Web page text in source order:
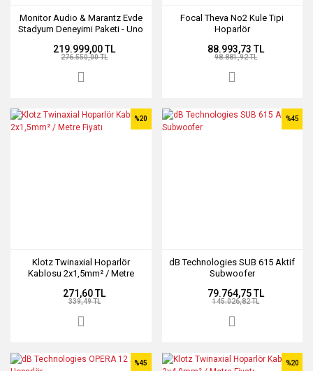
Monitor Audio & Marantz Evde
Stadyum Deneyimi Paketi - Uno
219.999,00 TL
276.550,00 TL
Focal Theva No2 Kule Tipi
Hoparlör
88.993,73 TL
98.881,92 TL
Klotz Twinaxial Hoparlör
Kablosu 2x1,5mm² / Metre
%20
271,60 TL
339,49 TL
dB Technologies SUB 615 Aktif
Subwoofer
%45
79.764,75 TL
145.026,82 TL
%45 %20